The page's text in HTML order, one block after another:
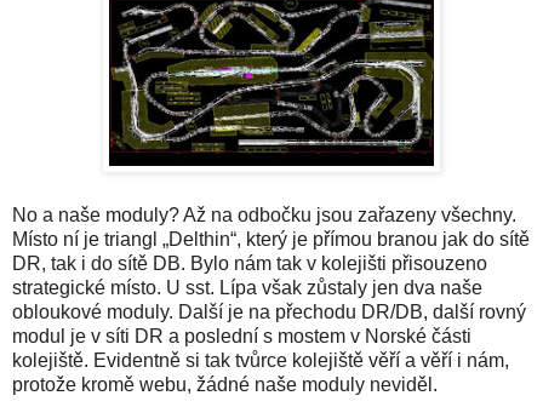
No a naše moduly? Až na odbočku jsou zařazeny všechny.
Místo ní je triangl „Delthin“, který je přímou branou jak do sítě
DR, tak i do sítě DB. Bylo nám tak v kolejišti přisouzeno
strategické místo. U sst. Lípa však zůstaly jen dva naše
obloukové moduly. Další je na přechodu DR/DB, další rovný
modul je v síti DR a poslední s mostem v Norské části
kolejiště. Evidentně si tak tvůrce kolejiště věří a věří i nám,
protože kromě webu, žádné naše moduly neviděl.